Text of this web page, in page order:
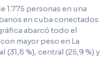
1.775 personas en una
en cuba conectados
abarcó todo el
mayor peso en La
(31,8 %), central (25,9 %) y